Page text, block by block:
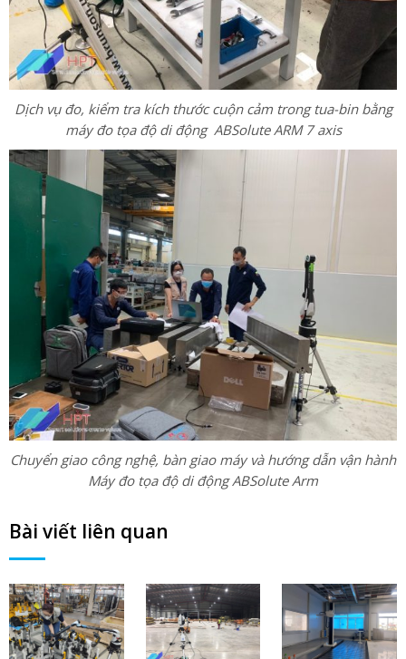
Dịch vụ đo, kiểm tra kích thước cuộn cảm trong tua-bin bằng
máy đo tọa độ di động ABSolute ARM 7 axis
Chuyển giao công nghệ, bàn giao máy và hướng dẫn vận hành
Máy đo tọa độ di động ABSolute Arm
Bài viết liên quan